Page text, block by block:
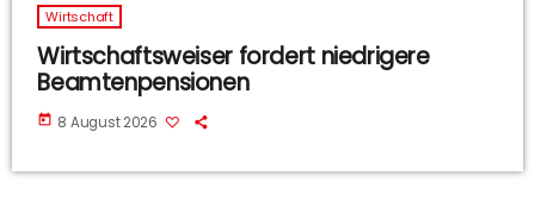
Wirtschaft
Wirtschaftsweiser fordert niedrigere
Beamtenpensionen
today 8 August 2026